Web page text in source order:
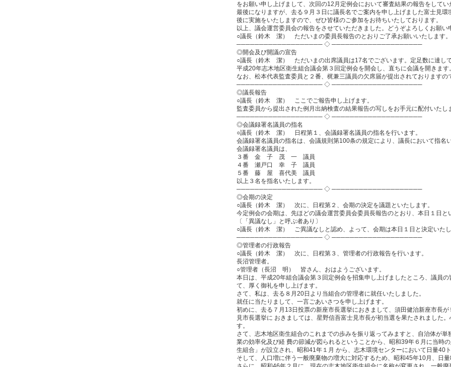
をお願い申し上げまして、次回の12月定例会において審査結果の報告をしてい
最後になりますが、去る９月３日に議長名でご案内を申し上げました富士見
後に実施をいたしますので、ぜひ皆様のご参加をお待ちいたしております。
以上、議会運営委員会の報告をさせていただきました。どうぞよろしくお願い
○議長（鈴木 潔） ただいまの委員長報告のとおりご了承お願いいたします。
─────────────────── ◇ ────────────────────
◎開会及び開議の宣告
○議長（鈴木 潔） ただいまの出席議員は17名でございます。定足数に達し
平成20年志木地区衛生組合議会第３回定例会を開会し、直ちに会議を開きます。
なお、松本代表監査委員と２番、梶兼三議員の欠席届が提出されておりますの
─────────────────── ◇ ────────────────────
◎議長報告
○議長（鈴木 潔） ここでご報告申し上げます。
監査委員から提出された例月出納検査の結果報告の写しをお手元に配付いたし
─────────────────── ◇ ────────────────────
◎会議録署名議員の指名
○議長（鈴木 潔） 日程第１、会議録署名議員の指名を行います。
会議録署名議員の指名は、会議規則第100条の規定により、議長において指名
会議録署名議員は、
３番 金 子 茂 一 議員
４番 瀬戸口 幸 子 議員
５番 藤 屋 喜代美 議員
以上３名を指名いたします。
─────────────────── ◇ ────────────────────
◎会期の決定
○議長（鈴木 潔） 次に、日程第２、会期の決定を議題といたします。
今定例会の会期は、先ほどの議会運営委員会委員長報告のとおり、本日１日と
〔「異議なし」と呼ぶ者あり〕
○議長（鈴木 潔） ご異議なしと認め、よって、会期は本日１日と決定いたし
─────────────────── ◇ ────────────────────
◎管理者の行政報告
○議長（鈴木 潔） 次に、日程第３、管理者の行政報告を行います。
長沼管理者。
○管理者（長沼 明） 皆さん、おはようございます。
本日は、平成20年組合議会第３回定例会を招集申し上げましたところ、議員
て、厚く御礼を申し上げます。
さて、私は、去る８月20日より当組合の管理者に就任いたしました。
就任に当たりまして、一言ごあいさつを申し上げます。
初めに、去る７月13日投票の新座市長選挙におきまして、須田健治新座市長
見市長選挙に おきましては、星野信吾富士見市長が初当選を果たされました
す。
さて、志木地区衛生組合のこれまでの歩みを振り返ってみますと、自治体が
業の効率化及び経 費の節減が図られるということから、昭和39年６月に当時
生組合」が設立され、昭和41年１月 から、志木環境センターにおいて日量40
そして、人口増に伴う一般廃棄物の増大に対応するため、昭和45年10月、日